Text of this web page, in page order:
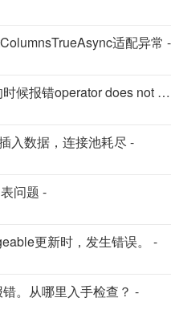
适配异常 -
[SqlSugar] 执行删除的时候报错operator does not exist: datetime = rowversion -
入数据，连接池耗尽 -
问题 -
更新时，发生错误。 -
。从哪里入手检查？ -